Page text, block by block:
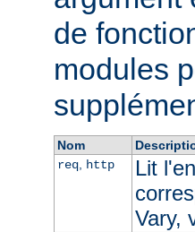
de
modules
Nom
req, http
Lit
Vary,